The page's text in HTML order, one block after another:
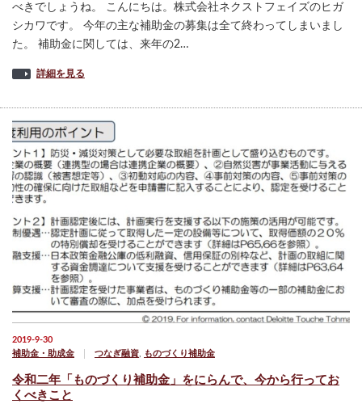
べきでしょうね。 こんにちは。株式会社ネクストフェイズのヒガ
シカワです。 今年の主な補助金の募集は全て終わってしまいまし
た。 補助金に関しては、来年の2…
詳細を見る
2019-9-30
補助金・助成金
つなぎ融資 ものづくり補助金
令和二年「ものづくり補助金」をにらんで、今から行ってお
くべきこと